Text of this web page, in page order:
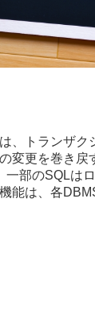
、トランザク
変更を巻き戻
一部のSQLは
能は、各